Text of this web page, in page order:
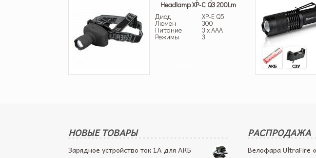
Headlamp XP-С Q3 200Lm
Диод
XP-E Q5
Люмен 300
Питание 3 x AAA
Режимы 3
НОВЫЕ ТОВАРЫ
Зарядное устройство ток 1А для АКБ
РАСПРОДАЖА
Велофара UltraFire